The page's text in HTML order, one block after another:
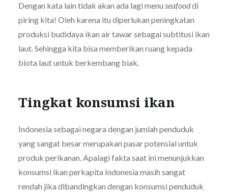
Dengan kata lain tidak akan ada lagi menu seafooddi
piring kita! Oleh karena itu diperlukan peningkatan
produksi budidaya ikan air tawar sebagai subtitusi ikan
laut. Sehingga kita bisa memberikan ruang kepada
biota laut untuk berkembang biak.
Tingkat konsumsi ikan
Indonesia sebagai negara dengan jumlah penduduk
yang sangat besar merupakan pasar potensial untuk
produk perikanan. Apalagi fakta saat ini menunjukkan
konsumsi ikan perkapita Indonesia masih sangat
rendah jika dibandingkan dengan konsumsi penduduk